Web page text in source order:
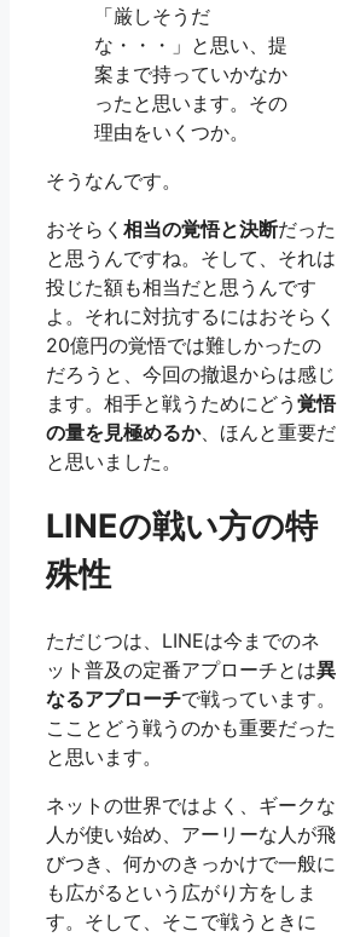
「厳しそうだ
な・・・」と思い、提
案まで持っていかなか
ったと思います。その
理由をいくつか。
そうなんです。
おそらく 相当の覚悟と決断だった
と思うんですね。そして、それは
投じた額も相当だと思うんです
よ。それに対抗するにはおそらく
20億円の覚悟では難しかったの
だろうと、今回の撤退からは感じ
ます。相手と戦うためにどう 覚悟
の量を見極めるか、ほんと重要だ
と思いました。
LINEの戦い方の特
殊性
ただじつは、LINEは今までのネ
ット普及の定番アプローチとは異
なるアプローチで戦っています。
こことどう戦うのかも重要だった
と思います。
ネットの世界ではよく、ギークな
人が使い始め、アーリーな人が飛
びつき、何かのきっかけで一般に
も広がるという広がり方をしま
す。そして、そこで戦うときに